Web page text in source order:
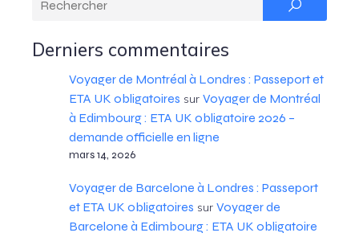
Derniers commentaires
Voyager de Montréal à Londres : Passeport et
ETA UK obligatoires sur Voyager de Montréal
à Edimbourg : ETA UK obligatoire 2026 –
demande officielle en ligne
mars 14, 2026
Voyager de Barcelone à Londres : Passeport
et ETA UK obligatoires sur Voyager de
Barcelone à Edimbourg : ETA UK obligatoire